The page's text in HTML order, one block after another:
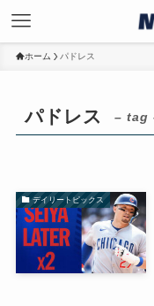
ホーム パドレス
パドレス – tag
デイリートピックス